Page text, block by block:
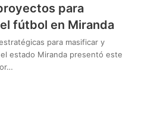
para
fútbol en Miranda
para masificar y
estado Miranda presentó este